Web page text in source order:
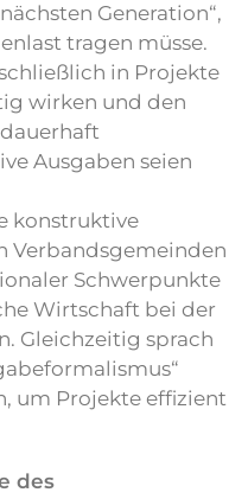
Generation“,
tragen müsse.
in Projekte
wirken und den
Ausgaben seien
konstruktive
Verbandsgemeinden
Schwerpunkte
Wirtschaft bei der
Gleichzeitig sprach
um Projekte effizient
des